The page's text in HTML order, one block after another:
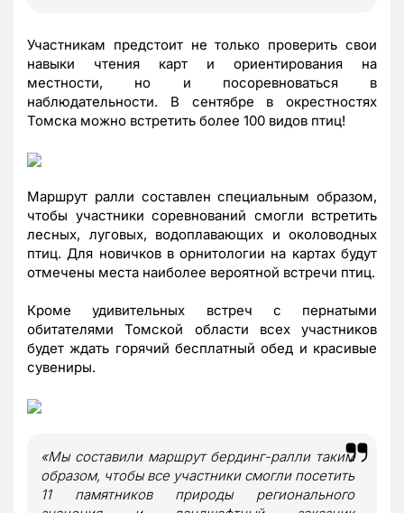
Участникам предстоит не только проверить свои
навыки чтения карт и ориентирования на
местности, но и посоревноваться в
наблюдательности. В сентябре в окрестностях
Томска можно встретить более 100 видов птиц!
Маршрут ралли составлен специальным образом,
чтобы участники соревнований смогли встретить
лесных, луговых, водоплавающих и околоводных
птиц. Для новичков в орнитологии на картах будут
отмечены места наиболее вероятной встречи птиц.
Кроме удивительных встреч с пернатыми
обитателями Томской области всех участников
будет ждать горячий бесплатный обед и красивые
сувениры.
«Мы составили маршрут бердинг-ралли таким
образом, чтобы все участники смогли посетить
11 памятников природы регионального